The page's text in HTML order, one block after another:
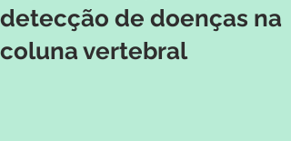
detecção de doenças na
coluna vertebral